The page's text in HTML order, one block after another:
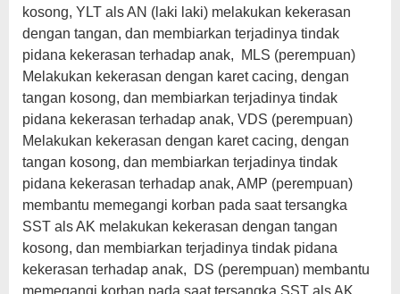
kosong, YLT als AN (laki laki) melakukan kekerasan
dengan tangan, dan membiarkan terjadinya tindak
pidana kekerasan terhadap anak, MLS (perempuan)
Melakukan kekerasan dengan karet cacing, dengan
tangan kosong, dan membiarkan terjadinya tindak
pidana kekerasan terhadap anak, VDS (perempuan)
Melakukan kekerasan dengan karet cacing, dengan
tangan kosong, dan membiarkan terjadinya tindak
pidana kekerasan terhadap anak, AMP (perempuan)
membantu memegangi korban pada saat tersangka
SST als AK melakukan kekerasan dengan tangan
kosong, dan membiarkan terjadinya tindak pidana
kekerasan terhadap anak, DS (perempuan) membantu